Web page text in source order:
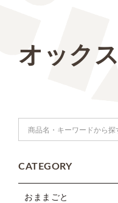
オック
CATEGORY
おままごと